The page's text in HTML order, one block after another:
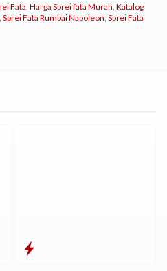
Fata Harga Sprei fata Murah Katalog
Sprei Fata Rumbai Napoleon Sprei Fata